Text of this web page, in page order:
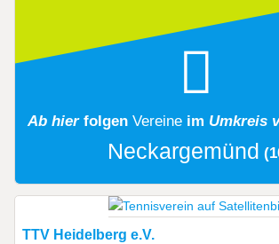
Ab hier folgen Vereine im Umkreis
Neckargemünd
TTV Heidelberg e.V.